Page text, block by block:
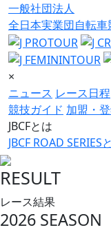
一般社団法人
全日本実業団自転車
×
ニュース レース日程
競技ガイド 加盟・
JBCFとは
JBCF ROAD SERIES
RESULT
レース結果
2026 SEASON